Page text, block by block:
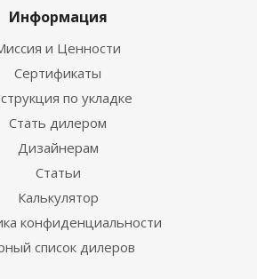
Информация
и Ценности
Сертификаты
по укладке
Стать дилером
Дизайнерам
Статьи
Калькулятор
конфиденциальности
список дилеров